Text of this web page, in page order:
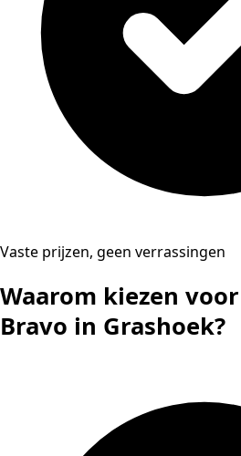
Vaste prijzen, geen verrassingen
Waarom kiezen
Bravo in Grashoek?